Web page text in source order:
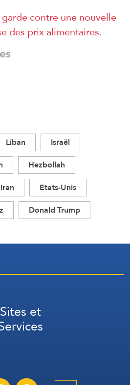
contre une nouvelle
des prix alimentaires.
Liban
Israël
Hezbollah
Etats-Unis
Donald Trump
Sites et